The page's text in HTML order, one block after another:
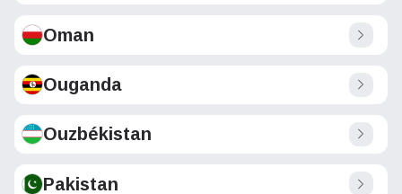
Oman
Ouganda
Ouzbékistan
Pakistan